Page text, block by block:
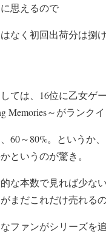
思えるので
なく初回出荷分は捌
ては、16位に乙女ゲ
Memories～がランクイ
60～80%。というか
というのが驚き。
な本数で見れば少な
まだこれだけ売れる
ファンがシリーズを